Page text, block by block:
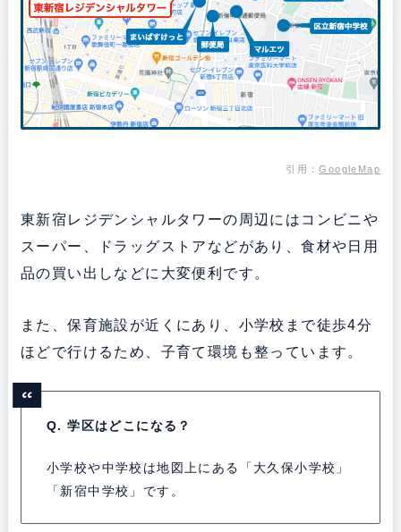
引用：GoogleMap
東新宿レジデンシャルタワーの周辺にはコンビニや
スーパー、ドラッグストアなどがあり、食材や日用
品の買い出しなどに大変便利です。
また、保育施設が近くにあり、小学校まで徒歩4分
ほどで行けるため、子育て環境も整っています。
Q. 学区はどこになる？
小学校や中学校は地図上にある「大久保小学校」
「新宿中学校」です。